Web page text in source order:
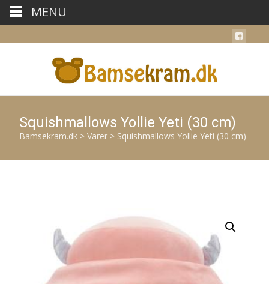
Squishmallows Yollie Yeti (30 cm)
Bamsekram.dk > Varer > Squishmallows Yollie Yeti (30 cm)
MENU